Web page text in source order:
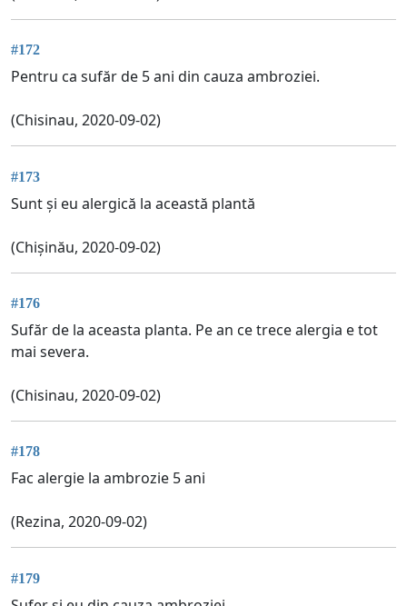
#172
Pentru ca sufăr de 5 ani din cauza ambroziei.
(Chisinau, 2020-09-02)
#173
Sunt și eu alergică la această plantă
(Chișinău, 2020-09-02)
#176
Sufăr de la aceasta planta. Pe an ce trece alergia e tot
mai severa.
(Chisinau, 2020-09-02)
#178
Fac alergie la ambrozie 5 ani
(Rezina, 2020-09-02)
#179